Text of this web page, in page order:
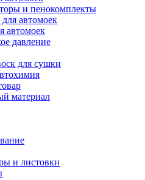
и пенокомплекты
автомоек
автомоек
давление
для сушки
материал
и листовки